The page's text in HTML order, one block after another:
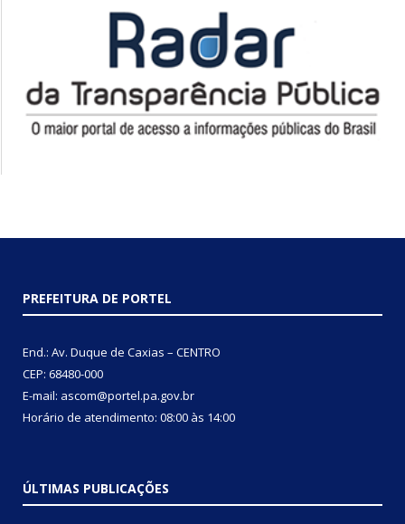
PREFEITURA DE PORTEL
End.: Av. Duque de Caxias – CENTRO
CEP: 68480-000
E-mail: ascom@portel.pa.gov.br
Horário de atendimento: 08:00 às 14:00
ÚLTIMAS PUBLICAÇÕES